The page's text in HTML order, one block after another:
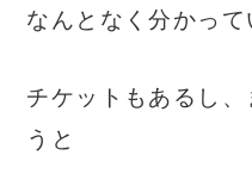
なんとなく分かって
チケットもあるし
うと